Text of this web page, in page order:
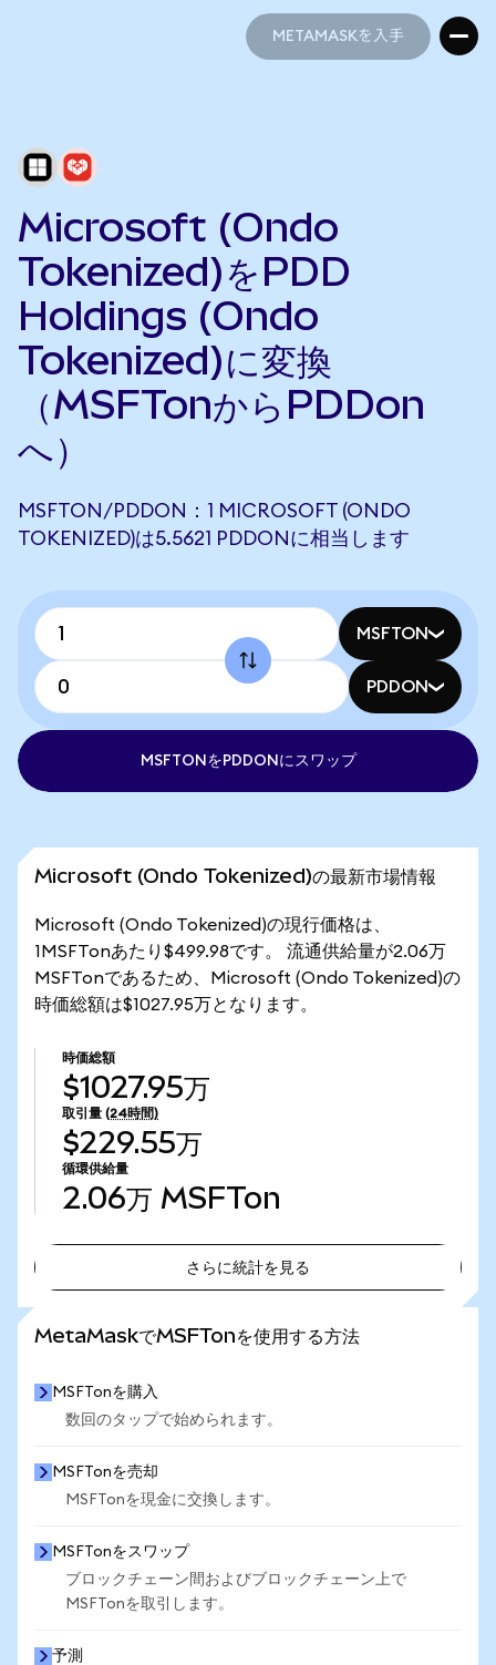
METAMASKを入手
Microsoft (Ondo
Tokenized)をPDD
Holdings (Ondo
Tokenized)に変換
（MSFTonからPDDon
へ）
MSFTON/PDDON：1 MICROSOFT (ONDO
TOKENIZED)は5.5621 PDDONに相当します
MSFTON
PDDON
MSFTONをPDDONにスワップ
Microsoft (Ondo Tokenized)の最新市場情報
Microsoft (Ondo Tokenized)の現行価格は、
1MSFTonあたり$499.98です。 流通供給量が2.06万
MSFTonであるため、Microsoft (Ondo Tokenized)の
時価総額は$1027.95万となります。
時価総額
$1027.95万
取引量 (24時間)
$229.55万
循環供給量
2.06万 MSFTon
さらに統計を見る
MetaMaskでMSFTonを使用する方法
MSFTonを購入
数回のタップで始められます。
MSFTonを売却
MSFTonを現金に交換します。
MSFTonをスワップ
ブロックチェーン間およびブロックチェーン上で
MSFTonを取引します。
予測